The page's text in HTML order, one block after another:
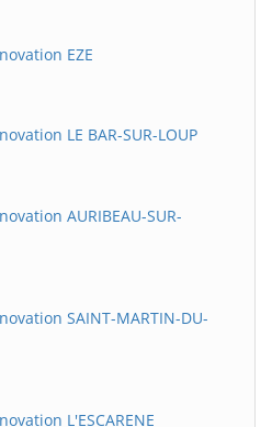
EZE
LE BAR-SUR-LOUP
AURIBEAU-SUR-
SAINT-MARTIN-DU-
L'ESCARENE